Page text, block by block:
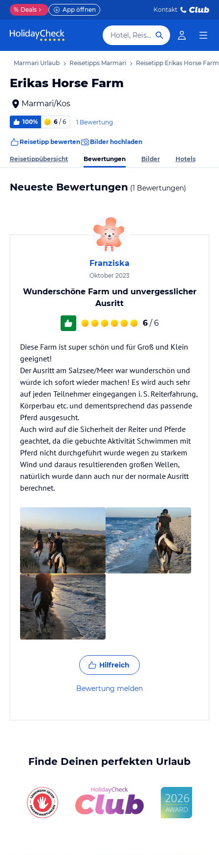
% Deals App öffnen Kontakt
Hotel, Reiseziel
Marmari Urlaub Reisetipps Marmari Reisetipp Erikas Horse Farm
Erikas Horse Farm
Marmari/Kos
100% 6 / 6 1 Bewertung
Reisetipp bewerten Bilder hochladen
Reisetippübersicht Bewertungen Bilder Hotels
Neueste Bewertungen (1 Bewertungen)
Franziska
Oktober 2023
Wunderschöne Farm und unvergesslicher
Ausritt
6 / 6
Diese Farm ist super schön und für Groß und Klein
geeignet!
Der Ausritt am Salzsee/Meer war wunderschön und
würde ich sofort wieder machen! Es wird auch sehr
auf jeden Teilnehmer eingegangen i. S. Reiterfahrung,
Körperbau etc. und dementsprechend das passende
Pferd ausgesucht.
Auch wird auf die Sicherheit der Reiter und Pferde
geachtet, da die gebuchte Aktivität Schwimmen mit
Pferd nicht durchgeführt wurde wegen zu starkem
Wind und daraus resultierenden großen Wellen,
natürlich wurde dann auch nur der normale Ausritt
berechnet.
Hilfreich
Bewertung melden
Finde Deinen perfekten Urlaub